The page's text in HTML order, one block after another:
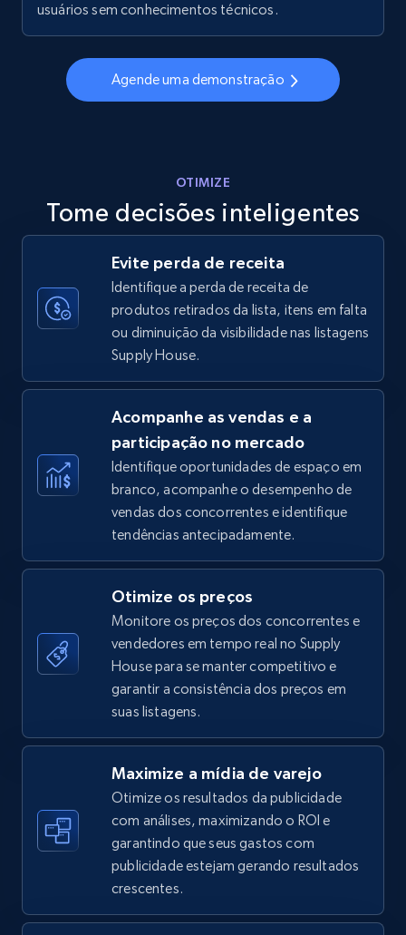
Walmart - products - Collects products by
specific keywords
URL, Final price, Sku, Currency, Gtin,
Specifications, Image urls, Top reviews, and
using sku numbers
URL, Final price, Sku, Currency, Gtin,
Specifications, Image urls, Top reviews, and
5.6K+ 878+ Comece agora
TikTok Shop
URL, Title, Available, Description, Currency, Initial
price, Final price, Discount percent, and more.
5.4K+ 668+ Comece agora
TikTok Shop - category
URL, Title, Available, Description, Currency, Initial
price, Final price, Discount percent, and more.
TikTok Shop - Collect TikTok shop products
by keywords search
URL, Title, Available, Description, Currency, Initial
price, Final price, Discount percent, and more.
usuários sem conhecimentos técnicos.
Agende uma demonstração
OTIMIZE
Tome decisões inteligentes
Evite perda de receita
Identifique a perda de receita de
produtos retirados da lista, itens em falta
ou diminuição da visibilidade nas listagens
Supply House.
Acompanhe as vendas e a
participação no mercado
Identifique oportunidades de espaço em
branco, acompanhe o desempenho de
vendas dos concorrentes e identifique
tendências antecipadamente.
Otimize os preços
Monitore os preços dos concorrentes e
vendedores em tempo real no Supply
House para se manter competitivo e
garantir a consistência dos preços em
suas listagens.
Maximize a mídia de varejo
Otimize os resultados da publicidade
com análises, maximizando o ROI e
garantindo que seus gastos com
publicidade estejam gerando resultados
crescentes.